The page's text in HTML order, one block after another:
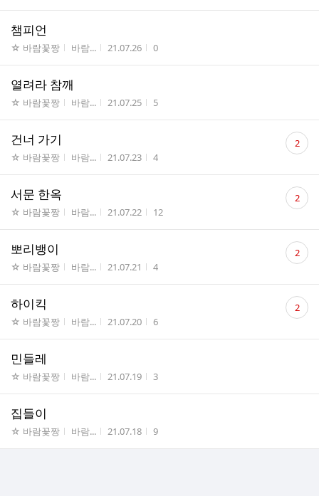
챔피언
게시판명
☆ 바람꽃짱 작성자
바람... 작성시간
21.07.26 조회수
0
열려라 참깨
게시판명
☆ 바람꽃짱 작성자
바람... 작성시간
21.07.25 조회수
5
건너 가기
게시판명
☆ 바람꽃짱 작성자
바람... 작성시간
21.07.23 조회수
4
댓
글 2
서문 한옥
게시판명
☆ 바람꽃짱 작성자
바람... 작성시간
21.07.22 조회수
12
댓
글 2
뽀리뱅이
게시판명
☆ 바람꽃짱 작성자
바람... 작성시간
21.07.21 조회수
4
댓
글 2
하이킥
게시판명
☆ 바람꽃짱 작성자
바람... 작성시간
21.07.20 조회수
6
댓
글 2
민들레
게시판명
☆ 바람꽃짱 작성자
바람... 작성시간
21.07.19 조회수
3
집들이
게시판명
☆ 바람꽃짱 작성자
바람... 작성시간
21.07.18 조회수
9